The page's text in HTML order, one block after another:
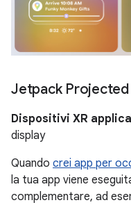
Jetpack Projected
Dispositivi XR
display
Quando crei app per
la tua app viene
complementare, ad